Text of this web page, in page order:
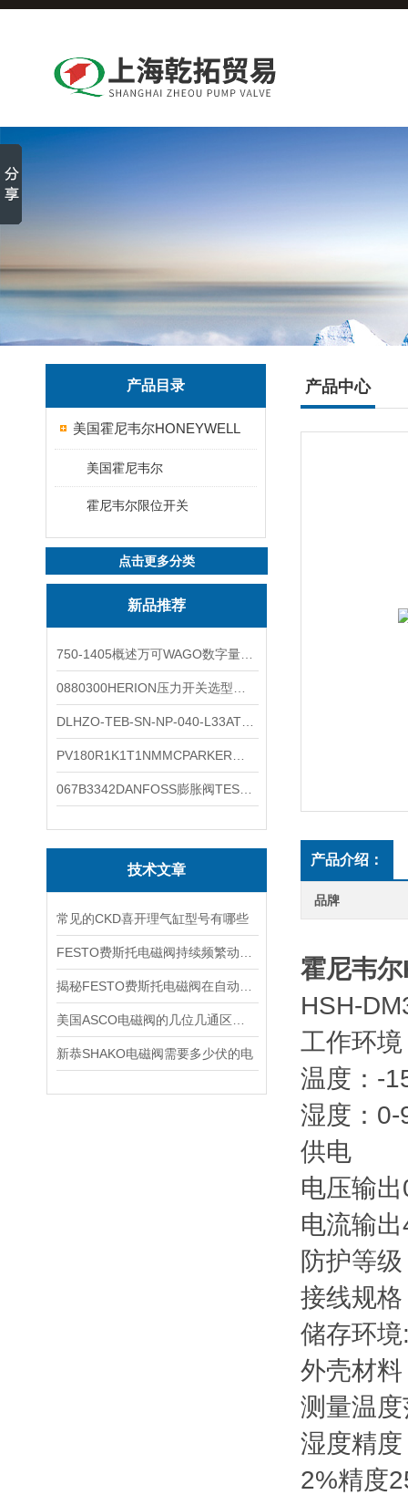
产品目录
美国霍尼韦尔HONEYWELL
美国霍尼韦尔
霍尼韦尔限位开关
点击更多分类
新品推荐
技术文章
常见的CKD喜开理气缸型号有哪些
新恭SHAKO电磁阀需要多少伏的电
产品中心
产品介绍：
品牌
霍尼韦
HSH-
工作环境
温度：-
湿度：0-
供电
电压输
电流输
防护等
接线规
储存环
外壳材
测量温
湿度精度
2%精度